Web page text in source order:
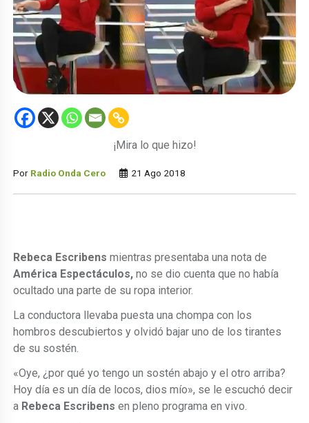
¡Mira lo que hizo!
Por Radio Onda Cero 21 Ago 2018
Rebeca Escribens mientras presentaba una nota de
América Espectáculos, no se dio cuenta que no había
ocultado una parte de su ropa interior.
La conductora llevaba puesta una chompa con los
hombros descubiertos y olvidó bajar uno de los tirantes
de su sostén.
«Oye, ¿por qué yo tengo un sostén abajo y el otro arriba?
Hoy día es un día de locos, dios mío», se le escuchó decir
a Rebeca Escribens en pleno programa en vivo.